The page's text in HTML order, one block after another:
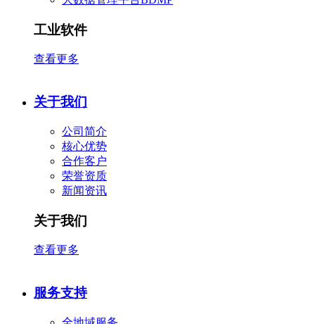
工业软件
查看更多
关于我们
公司简介
核心优势
合作客户
​荣誉资质
新闻资讯
关于我们
查看更多
服务支持